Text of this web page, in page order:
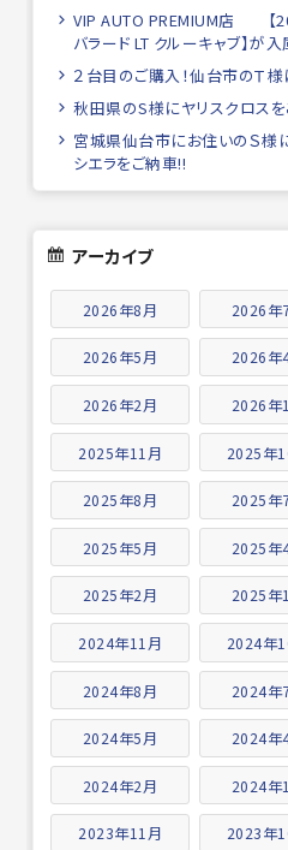
VIP AUTO PREMIUM店 【
バラード LT クルーキャブ】が入
２台目のご購入！仙台市のＴ
秋田県のS様にヤリスクロスを
宮城県仙台市にお住いのＳ様
シエラをご納車!!
アーカイブ
2026年8月 2026年
2026年5月 2026年
2026年2月 2026年
2025年11月 2025年
2025年8月 2025年
2025年5月 2025年
2025年2月 2025年
2024年11月 2024年
2024年8月 2024年
2024年5月 2024年
2024年2月 2024年
2023年11月 2023年